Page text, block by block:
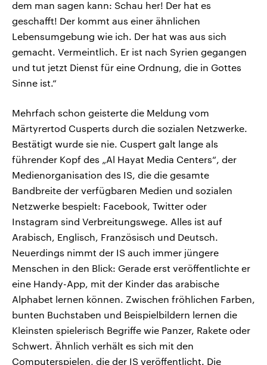
dem man sagen kann: Schau her! Der hat es
geschafft! Der kommt aus einer ähnlichen
Lebensumgebung wie ich. Der hat was aus sich
gemacht. Vermeintlich. Er ist nach Syrien gegangen
und tut jetzt Dienst für eine Ordnung, die in Gottes
Sinne ist.“
Mehrfach schon geisterte die Meldung vom
Märtyrertod Cusperts durch die sozialen Netzwerke.
Bestätigt wurde sie nie. Cuspert galt lange als
führender Kopf des „Al Hayat Media Centers“, der
Medienorganisation des IS, die die gesamte
Bandbreite der verfügbaren Medien und sozialen
Netzwerke bespielt: Facebook, Twitter oder
Instagram sind Verbreitungswege. Alles ist auf
Arabisch, Englisch, Französisch und Deutsch.
Neuerdings nimmt der IS auch immer jüngere
Menschen in den Blick: Gerade erst veröffentlichte er
eine Handy-App, mit der Kinder das arabische
Alphabet lernen können. Zwischen fröhlichen Farben,
bunten Buchstaben und Beispielbildern lernen die
Kleinsten spielerisch Begriffe wie Panzer, Rakete oder
Schwert. Ähnlich verhält es sich mit den
Computerspielen, die der IS veröffentlicht. Die